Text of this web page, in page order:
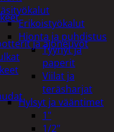
Erikoistyökalut
Hionta ja puhdistus
Tyynyt ja
paperit
Viilat ja
teräsharjat
Hylsyt ja vääntimet
1"
1/2"
ja ajoneuvot